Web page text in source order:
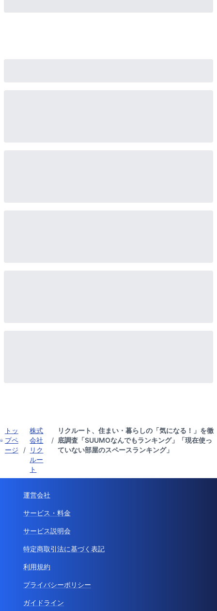
トッ
プペ
ージ
/
株式
会社
リク
ルー
ト
/
リクルート、住まい・暮らしの「気になる！」を徹
底調査「SUUMOなんでもランキング」「現在使っ
ていない部屋のスペースランキング」
運営会社
サービス・料金
サービス説明会
特定商取引法に基づく表記
利用規約
プライバシーポリシー
ガイドライン